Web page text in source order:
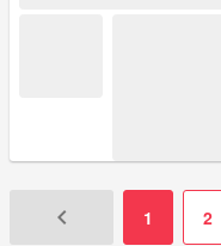
keyboard_arrow_left 1 2